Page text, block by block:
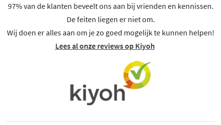
97% van de klanten beveelt ons aan bij vrienden en kennissen.
De feiten liegen er niet om.
Wij doen er alles aan om je zo goed mogelijk te kunnen helpen!
Lees al onze reviews op Kiyoh